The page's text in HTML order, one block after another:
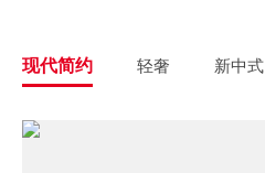
现代简约 轻奢 新中式